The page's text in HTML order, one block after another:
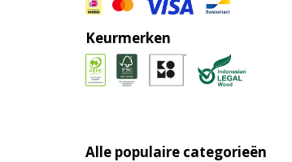
Keurmerken
Alle populaire categorieën